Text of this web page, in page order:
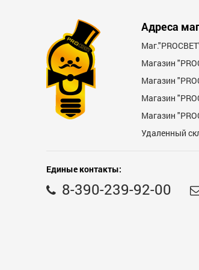
Недостатки
Адреса
Магазин
Магазин
Магазин
Магазин
Удаленный
Единые контакты:
8-390-239-92-00